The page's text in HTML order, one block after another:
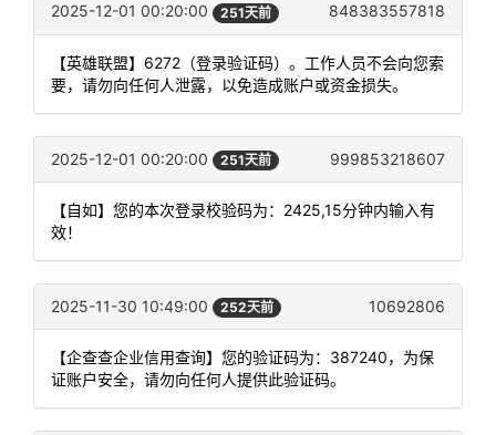
2025-12-01 00:20:00 251天前 848383557818
【英雄联盟】6272（登录验证码）。工作人员不会向您索
要，请勿向任何人泄露，以免造成账户或资金损失。
2025-12-01 00:20:00 251天前 999853218607
【自如】您的本次登录校验码为：2425,15分钟内输入有
效！
2025-11-30 10:49:00 252天前 10692806
【企查查企业信用查询】您的验证码为：387240，为保
证账户安全，请勿向任何人提供此验证码。